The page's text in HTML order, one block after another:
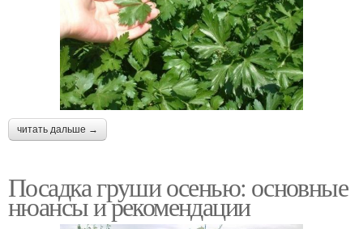
читать дальше →
Посадка груши осенью: основные
нюансы и рекомендации